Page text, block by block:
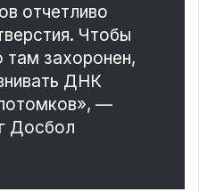
отчетливо
Чтобы
там захоронен,
ДНК
—
Досбол